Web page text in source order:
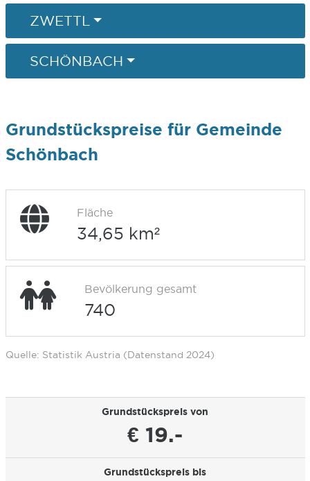
ZWETTL
SCHÖNBACH
Grundstückspreise für Gemeinde
Schönbach
Fläche
34,65 km²
Bevölkerung gesamt
740
Quelle: Statistik Austria (Datenstand 2024)
Grundstückspreis von
€ 19.-
Grundstückspreis bis